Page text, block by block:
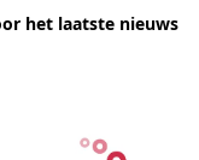
het laatste nieuws